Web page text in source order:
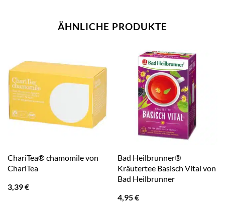
ÄHNLICHE PRODUKTE
ChariTea® chamomile von
ChariTea
3,39€
Bad Heilbrunner®
Kräutertee Basisch Vital von
Bad Heilbrunner
4,95€